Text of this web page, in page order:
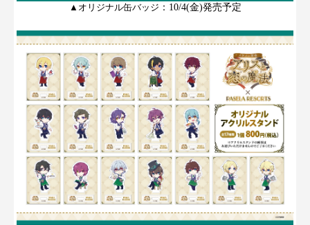
▲ オリジナル缶バッジ ： 10/4(金)発売予定